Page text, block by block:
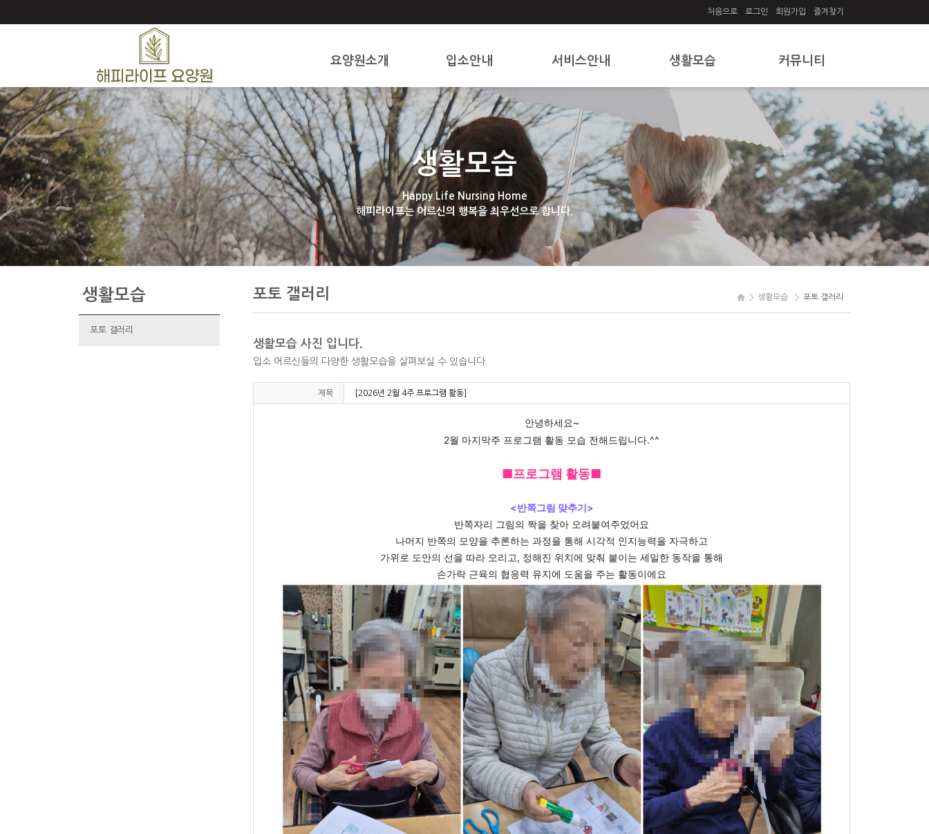
처음으로 로그인 회원가입 즐겨찾기
요양원소개
인사말
시설안내
오시는 길
입소안내
입소대상 및 절차
서비스안내 생활모습
포토 갤러리
커뮤니티
공지사항
월별 식단표
프로그램 일정표
생활모습
Happy Life Nursing Home
해피라이프는 어르신의 행복을 최우선으로 합니다.
생활모습
포토 갤러리
생활모습 포토 갤러리
포토 갤러리
생활모습 사진 입니다.
입소 어르신들의 다양한 생활모습을 살펴보실 수 있습니다.
제목 [2026년 2월 4주 프로그램 활동]
안녕하세요~
2월 마지막주 프로그램 활동 모습 전해드립니다.^^
■프로그램 활동■
<반쪽그림 맞추기>
반쪽자리 그림의 짝을 찾아 오려붙여주었어요
나머지 반쪽의 모양을 추론하는 과정을 통해 시각적 인지능력을 자극하고
가위로 도안의 선을 따라 오리고, 정해진 위치에 맞춰 붙이는 세밀한 동작을 통해
손가락 근육의 협응력 유지에 도움을 주는 활동이에요